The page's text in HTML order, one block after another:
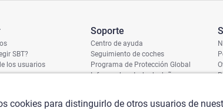
SBT?
los usuarios
Soporte
Centro de ayuda
Seguimiento de coches
Programa de Protección Global
Informe de estado de daños
cookies para distinguirlo de otros usuarios de